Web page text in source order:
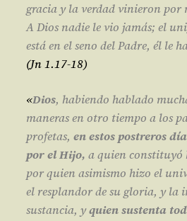
gracia y la verdad vinieron por
A Dios nadie le vio jamás; el
está en el seno del Padre, él le
(Jn 1.17-18)
«Dios, habiendo hablado
maneras en otro tiempo a los
profetas, en estos postreros
por el Hijo, a quien constituyó
por quien asimismo hizo el
el resplandor de su gloria, y la
sustancia, yquien sustenta